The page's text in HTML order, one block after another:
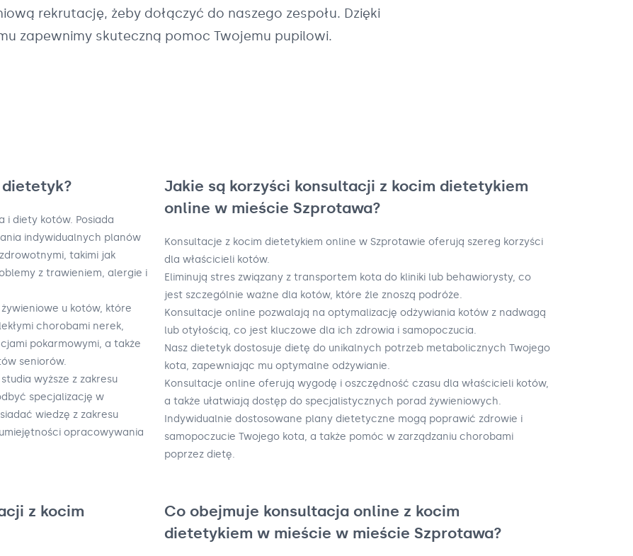
rekrutację, żeby dołączyć do naszego zespołu. Dzięki
zapewnimy skuteczną pomoc Twojemu pupilowi.
i diety kotów. Posiada
indywidualnych planów
takimi jak
z trawieniem, alergie i
u kotów, które
chorobami nerek,
pokarmowymi, a także
seniorów.
wyższe z zakresu
specjalizację w
wiedzę z zakresu
opracowywania
Jakie są korzyści konsultacji z kocim dietetykiem
online w mieście Szprotawa?
Konsultacje z kocim dietetykiem online w Szprotawie oferują szereg korzyści
dla właścicieli kotów.
Eliminują stres związany z transportem kota do kliniki lub behawiorysty, co
jest szczególnie ważne dla kotów, które źle znoszą podróże.
Konsultacje online pozwalają na optymalizację odżywiania kotów z nadwagą
lub otyłością, co jest kluczowe dla ich zdrowia i samopoczucia.
Nasz dietetyk dostosuje dietę do unikalnych potrzeb metabolicznych Twojego
kota, zapewniając mu optymalne odżywianie.
Konsultacje online oferują wygodę i oszczędność czasu dla właścicieli kotów,
a także ułatwiają dostęp do specjalistycznych porad żywieniowych.
Indywidualnie dostosowane plany dietetyczne mogą poprawić zdrowie i
samopoczucie Twojego kota, a także pomóc w zarządzaniu chorobami
poprzez dietę.
z kocim
Co obejmuje konsultacja online z kocim
dietetykiem w mieście w mieście Szprotawa?